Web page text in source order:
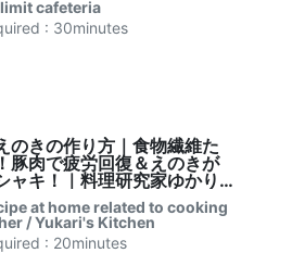
cafeteria
: 30minutes
のきの作り方｜食物繊維た
豚肉で疲労回復＆えのきが
ャキ！｜料理研究家ゆかり
で簡単レシピ書き起こし
at home related to cooking
/ Yukari's Kitchen
: 20minutes